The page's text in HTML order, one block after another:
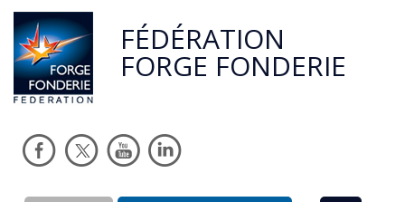
FÉDÉRATION
FORGE FONDERIE